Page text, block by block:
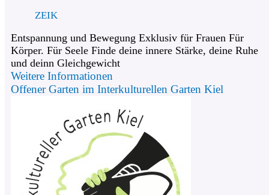
ZEIK
Entspannung und Bewegung Exklusiv für Frauen Für
Körper. Für Seele Finde deine innere Stärke, deine Ruhe
und deinn Gleichgewicht
Weitere Informationen
Offener Garten im Interkulturellen Garten Kiel